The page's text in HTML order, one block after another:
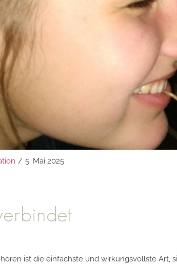
/ 5. Mai 2025
ist die einfachste und wirkungsvollste Art,